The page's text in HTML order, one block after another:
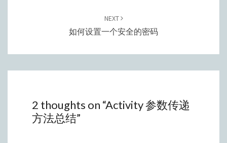
NEXT
如何设置一个安全的密码
2 thoughts on “Activity 参数传递
方法总结”